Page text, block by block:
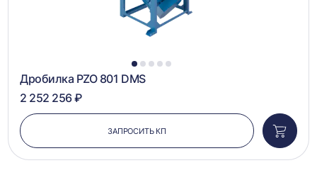
1 2 3 4 5
Дробилка PZO 801 DMS
2 252 256 ₽
ЗАПРОСИТЬ КП
в